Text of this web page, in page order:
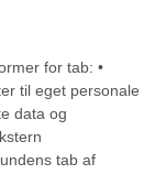
for tab: •
til eget personale
data og
tab af